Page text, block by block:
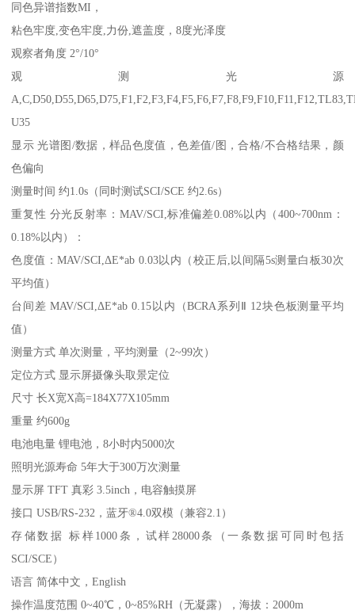
同色异谱指数MI ，
粘色牢度 ,变色牢度 力份 ,遮盖度，8度光泽度
观察者角度 2°/10°
观测光源
U35
显示 光谱图 /数据，样品色度值，色差值/ 图，合格/不合格结果，颜
色偏向
测量时间 约1.0s （同时测试SCI/SCE约2.6s）
重复性 分光反射率： MAV/SCI, 标准偏差0.08%以内（400~700nm ：
0.18%以内）：
色度值：MAV/SCI, ΔE*ab 0.03以内（校正后 以间隔5s测量白板30次
平均值）
台间差 MAV/SCI, ΔE*ab 0.15 以内（BCRA 系列Ⅱ 12块色板测量平均
值）
测量方式 单次测量，平均测量（ 2~99次）
定位方式 显示屏摄像头取景定位
尺寸 长X宽X高=184X77X105mm
重量 约600g
电池电量 锂电池，8小时内5000次
照明光源寿命 5年大于300万次测量
显示屏 TFT真彩 3.5inch ，电容触摸屏
接口 USB/RS-232 ，蓝牙®4.0双模（兼容2.1 ）
存储数据
标样 1000 条，试样 28000条（一条数据可同时包括
SCI/SCE ）
语言 简体中文，English
操作温度范围 0~40℃，0~85%RH （无凝露），海拔： 2000m